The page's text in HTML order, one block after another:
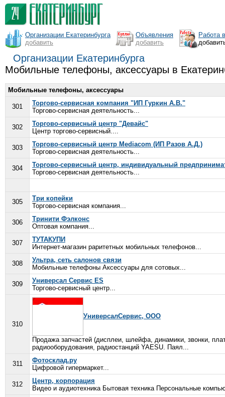
Организации Екатеринбурга
добавить
Объявления
добавить
Работа
Организации Екатеринбурга
Мобильные телефоны, аксессуары в
Мобильные телефоны, аксессуары
301
Торгово-сервисная компания "ИП Гуркин А.В."
Торгово-сервисная деятельность...
302
Торгово-сервисный центр "Девайс"
Центр торгово-сервисный....
303
Торгово-сервисный центр Mediacom (ИП Разов А.Д.)
Торгово-сервисная деятельность...
304
Торгово-сервисный центр, индивидуальный
Торгово-сервисная деятельность...
305
Три копейки
Торгово-сервисная компания...
306
Тринити Фэлконс
Оптовая компания...
307
ТУТАКУПИ
Интернет-магазин раритетных мобильных телефонов...
308
Ультра, сеть салонов связи
Мобильные телефоны Аксессуары для сотовых...
309
Универсал Сервис ES
Торгово-сервисный центр...
310
УниверсалСервис, ООО
Продажа запчастей (дисплеи, шлейфа, динамики, звонки,
радиооборудования, радиостанций YAESU. Паял...
311
Фотосклад.ру
Цифровой гипермаркет...
312
Центр, корпорация
Видео и аудиотехника Бытовая техника Персональные